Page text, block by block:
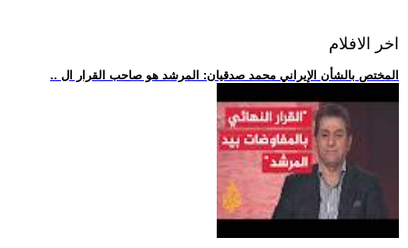
اخر الافلام
.. المختص بالشأن الإيراني محمد صدقيان: المرشد هو صاحب القرار ال